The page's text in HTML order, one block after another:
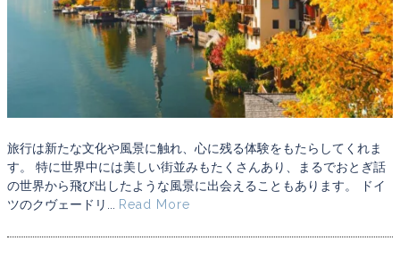
旅行は新たな文化や風景に触れ、心に残る体験をもたらしてくれま
す。 特に世界中には美しい街並みもたくさんあり、まるでおとぎ話
の世界から飛び出したような風景に出会えることもあります。 ドイ
ツのクヴェードリ...
Read More